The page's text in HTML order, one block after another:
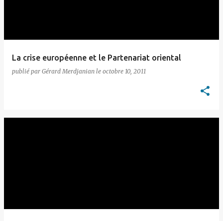
La crise européenne et le Partenariat oriental
publié par Gérard Merdjanian le octobre 10, 2011